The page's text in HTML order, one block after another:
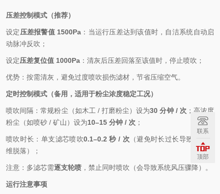
压差控制模式（推荐）
设定压差报警值 1500Pa ：当运行压差达到该值时，自洁系统自动启
动脉冲反吹；
设定压差复位值 1000Pa ：清灰后压差回落至该值时，停止喷吹；
优势：按需清灰，避免过度喷吹损伤滤材，节省压缩空气。
定时控制模式（备用，适用于粉尘浓度稳定工况）
喷吹间隔：常规粉尘（如木工 / 打磨粉尘）设为30 分钟 / 次 ；高浓度
粉尘（如喷砂 / 矿山）设为10–15 分钟 / 次 ；
喷吹时长：单支滤芯喷吹0.1–0.2 秒 / 次 （避免时长过长导致滤材纤
维脱落）；
注意：多滤芯需逐支轮喷 ，禁止同时喷吹（会导致系统风压骤降）。
运行注意事项
联系
顶部